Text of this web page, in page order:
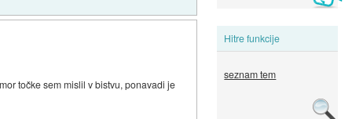
Hitre funkcije
seznam tem
točke sem mislil v bistvu, ponavadi je